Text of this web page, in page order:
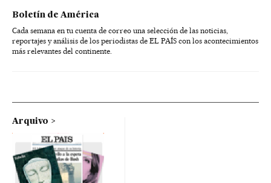
Boletín de América
Cada semana en tu cuenta de correo una selección de las noticias,
reportajes y análisis de los periodistas de EL PAÍS con los acontecimientos
más relevantes del continente.
Arquivo